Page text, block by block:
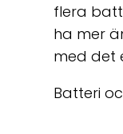
flera
ha mer
med det
Batteri